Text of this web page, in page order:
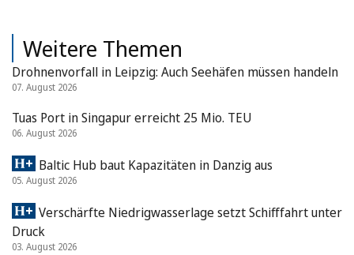
Weitere Themen
Drohnenvorfall in Leipzig: Auch Seehäfen müssen handeln
07. August 2026
Tuas Port in Singapur erreicht 25 Mio. TEU
06. August 2026
Baltic Hub baut Kapazitäten in Danzig aus
05. August 2026
Verschärfte Niedrigwasserlage setzt Schifffahrt unter
Druck
03. August 2026